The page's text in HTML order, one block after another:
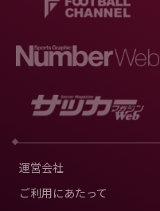
運営会社
ご利用にあたって